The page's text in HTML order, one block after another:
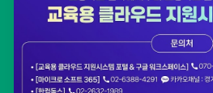
과학의 달에 눈 뜬 우리 6학년